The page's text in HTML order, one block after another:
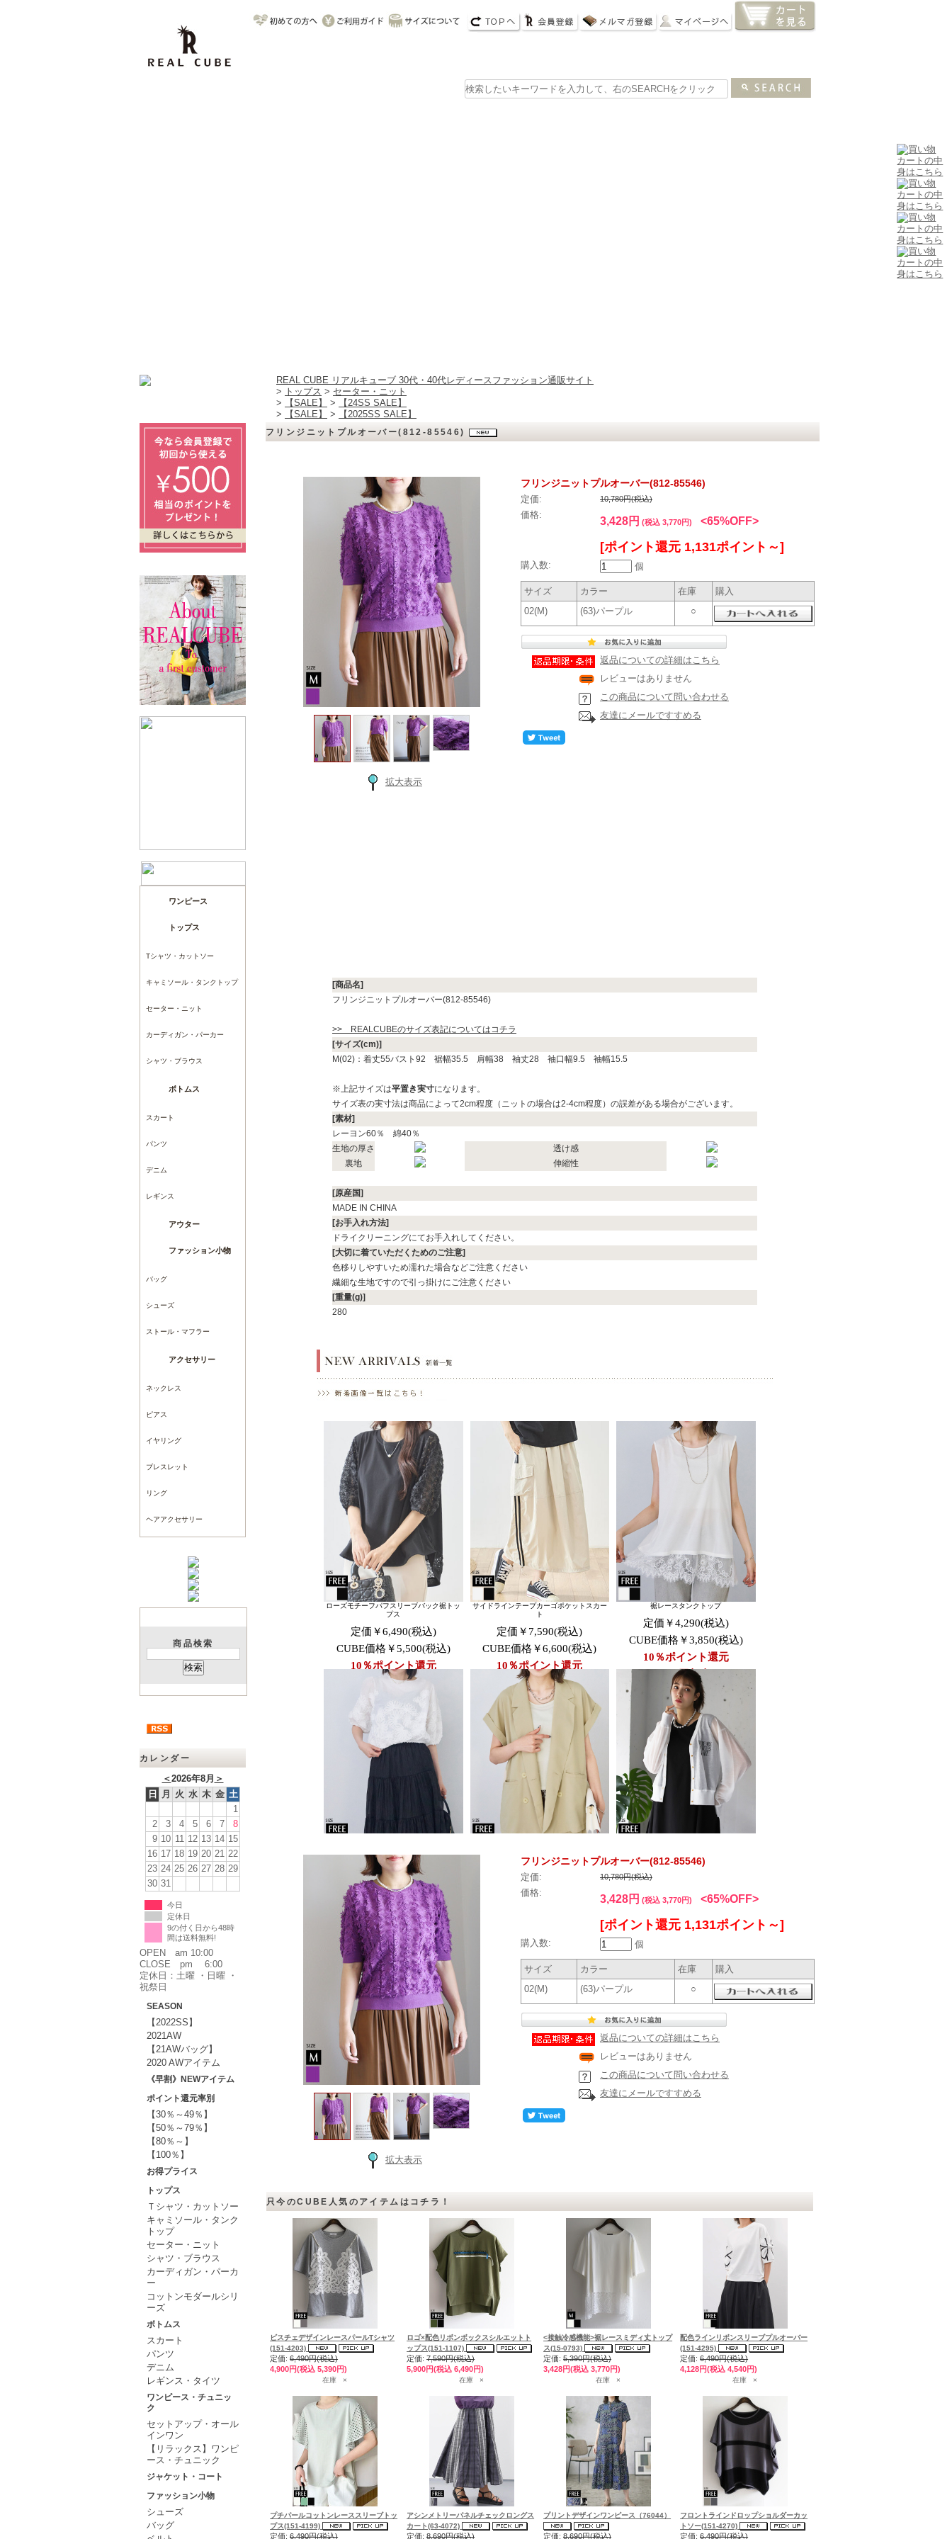
ワンピース
トップス
Tシャツ・カットソー
キャミソール・タンクトップ
セーター・ニット
カーディガン・パーカー
シャツ・ブラウス
ボトムス
スカート
パンツ
デニム
レギンス
アウター
ファッション小物
バッグ
シューズ
ストール・マフラー
アクセサリー
ネックレス
ピアス
イヤリング
ブレスレット
リング
ヘアアクセサリー
商品検索
カレンダー
＜2026年8月 ＞
日
月 火 水 木 金 土
1
2
3 4 5 6 7
8
9 10 11 12 13 14 15
16 17 18 19 20 21 22
23 24 25 26 27 28 29
30 31
今日
定休日
9の付く日から48時
間は送料無料!
OPEN am 10:00
CLOSE pm 6:00
定休日：土曜 ・日曜 ・
祝祭日
SEASON
【2022SS】
2021AW
【21AWバッグ】
2020 AWアイテム
《早割》NEWアイテム
ポイント還元率別
【30％～49％】
【50％～79％】
【80％～】
【100％】
お得プライス
トップス
Ｔシャツ・カットソー
キャミソール・タンク
トップ
セーター・ニット
シャツ・ブラウス
カーディガン・パーカ
ー
コットンモダールシリ
ーズ
ボトムス
スカート
パンツ
デニム
レギンス・タイツ
ワンピース・チュニッ
ク
セットアップ・オール
インワン
【リラックス】ワンピ
ース・チュニック
ジャケット・コート
ファッション小物
シューズ
バッグ
REAL CUBE リアルキューブ 30代・40代レディースファッション通販サイト
> トップス > セーター・ニット
>
【SALE】 >
【24SS SALE】
>
【SALE】 > 【2025SS SALE】
フリンジニットプルオーバー(812-85546)
拡大表示
フリンジニットプルオーバー(812-85546)
定価: 10,780円(税込)
価格:
3,428円 (税込 3,770円) <65%OFF>
[ポイント還元 1,131ポイント～]
購入数: 個
サイズ カラー 在庫
購入
02(M)
(63)パープル ○
返品についての詳細はこちら
レビューはありません
この商品について問い合わせる
友達にメールですすめる
[商品名]
フリンジニットプルオーバー(812-85546)
>> REALCUBEのサイズ表記についてはコチラ
[サイズ(cm)]
M(02)：着丈55バスト92 裾幅35.5 肩幅38 袖丈28 袖口幅9.5 袖幅15.5
※上記サイズは平置き実寸になります。
サイズ表の実寸法は商品によって2cm程度（ニットの場合は2-4cm程度）の誤差がある場合がございます。
[素材]
レーヨン60％ 綿40％
生地の厚さ
透け感
裏地
伸縮性
[原産国]
MADE IN CHINA
[お手入れ方法]
ドライクリーニングにてお手入れしてください。
[大切に着ていただくためのご注意]
色移りしやすいため濡れた場合などご注意ください
繊細な生地ですので引っ掛けにご注意ください
[重量(g)]
280
拡大表示
フリンジニットプルオーバー(812-85546)
定価: 10,780円(税込)
価格:
3,428円 (税込 3,770円) <65%OFF>
[ポイント還元 1,131ポイント～]
購入数: 個
サイズ カラー 在庫
購入
02(M)
(63)パープル ○
返品についての詳細はこちら
レビューはありません
この商品について問い合わせる
友達にメールですすめる
只今のCUBE人気のアイテムはコチラ！
ビスチェデザインレースパールTシャツ
(151-4203)
定価:6,490円(税込)
4,900円(税込 5,390円)
在庫 ×
ロゴ×配色リボンボックスシルエットト
ップス(151-1107)
定価:7,590円(税込)
5,900円(税込 6,490円)
在庫 ×
<接触冷感機能>裾レースミディ丈トップ
ス(15-0793)
定価:5,390円(税込)
3,428円(税込 3,770円)
在庫 ×
配色ラインリボンスリーブプルオーバー
(151-4295)
定価:6,490円(税込)
4,128円(税込 4,540円)
在庫 ×
プチパールコットンレーススリーブトッ
プス(151-4199)
定価:6,490円(税込)
アシンメトリーパネルチェックロングス
カート(63-4072)
定価:8,690円(税込)
プリントデザインワンピース（76044）
定価:8,690円(税込)
フロントラインドロップショルダーカッ
トソー(151-4270)
定価:6,490円(税込)